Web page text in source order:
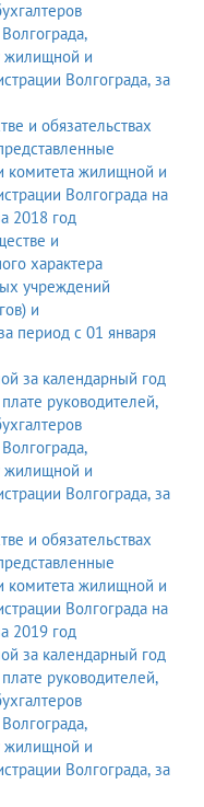
жилищной и
Волгограда, за
и обязательствах
жилищной и
Волгограда на
2018 год
и
характера
учреждений
и
период с 01 января
за календарный год
руководителей,
жилищной и
Волгограда, за
и обязательствах
жилищной и
Волгограда на
2019 год
за календарный год
руководителей,
жилищной и
Волгограда, за